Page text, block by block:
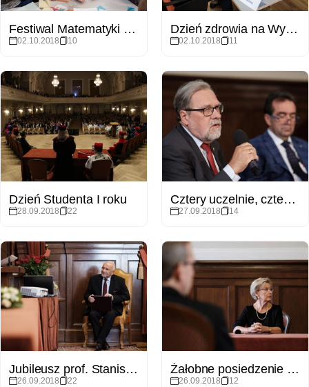
Festiwal Matematyki 2018
02.10.2018 10
Dzień zdrowia na Wydziale Biologii
02.10.2018 11
Dzień Studenta I roku
28.09.2018 22
Cztery uczelnie, czterech Rektorów, jedna inauguracja – konferencja prasowa
27.09.2018 14
Jubileusz prof. Stanisława Dylaka
26.09.2018 22
Żałobne posiedzenie Senatu pamięci zmarłej prof. Teresy Rabskiej
26.09.2018 12